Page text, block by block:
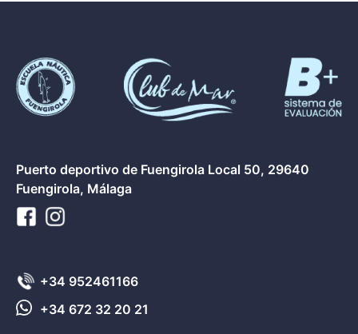
Puerto deportivo de Fuengirola Local 50, 29640
Fuengirola, Málaga
+34 952461166
+34 672 32 20 21